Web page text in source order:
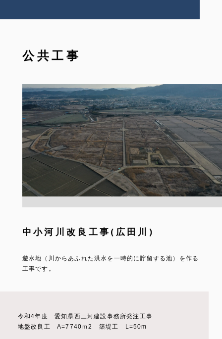
インスタグラム
公共工事
中小河川改良工事(広田川)
遊水地（川からあふれた洪水を一時的に貯留する池）を作る
工事です。
令和4年度 愛知県西三河建設事務所発注工事
地盤改良工 A=7740ｍ2 築堤工 L=50m